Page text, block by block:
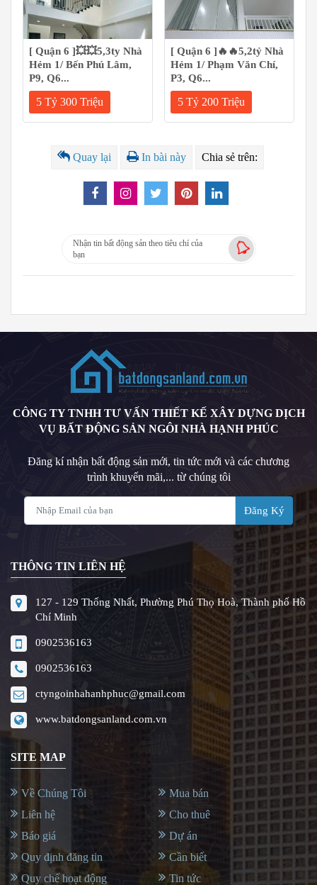
[ Quận 6 ]💥💥5,3ty Nhà
Hẻm 1/ Bến Phú Lâm,
P9, Q6...
5 Tỷ 300 Triệu
[ Quận 6 ]🔥🔥5,2tỷ Nhà
Hẻm 1/ Phạm Văn Chí,
P3, Q6...
5 Tỷ 200 Triệu
Quay lại In bài này Chia sẻ trên:
Nhận tin bất động sản theo tiêu chí của
bạn
CÔNG TY TNHH TƯ VẤN THIẾT KẾ XÂY DỰNG DỊCH
VỤ BẤT ĐỘNG SẢN NGÔI NHÀ HẠNH PHÚC
Đăng kí nhận bất động sản mới, tin tức mới và các chương
trình khuyến mãi,... từ chúng tôi
Đăng Ký
THÔNG TIN LIÊN HỆ
127 - 129 Thống Nhất, Phường Phú Thọ Hoà, Thành phố Hồ
Chí Minh
0902536163
0902536163
ctyngoinhahanhphuc@gmail.com
www.batdongsanland.com.vn
SITE MAP
Về Chúng Tôi
Liên hệ
Báo giá
Quy định đăng tin
Quy chế hoạt động
Mua bán
Cho thuê
Dự án
Cần biết
Tin tức